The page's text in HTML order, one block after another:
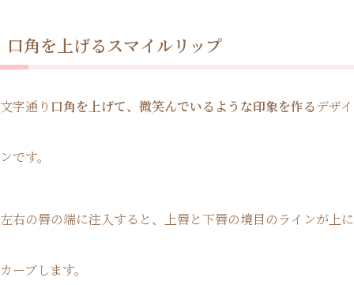
口角を上げるスマイルリップ
文字通り 口角を上げて、微笑んでいるような印象を作るデザイ
ンです。
左右の唇の端に注入すると、上唇と下唇の境目のラインが上に
カーブします。